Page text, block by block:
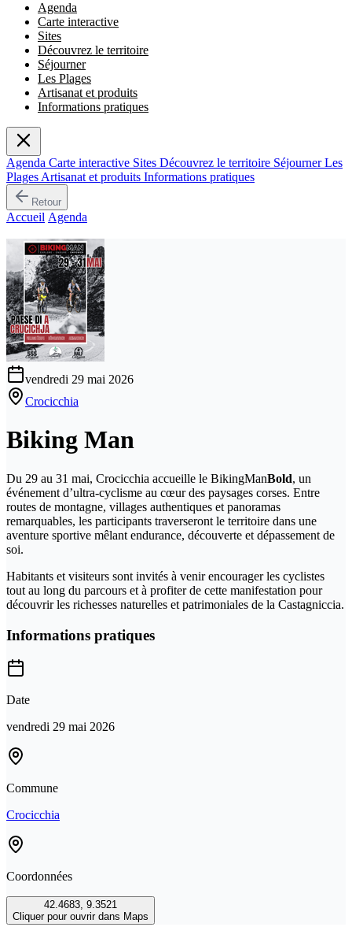
Agenda
Carte interactive
Sites
Découvrez le territoire
Séjourner
Les Plages
Artisanat et produits
Informations pratiques
Agenda Carte interactive Sites Découvrez le territoire SéjournerLes
Plages Artisanat et produits Informations pratiques
Retour
Accueil Agenda
vendredi 29 mai 2026
Crocicchia
Biking Man
Du 29 au 31 mai, Crocicchia accueille le BikingManBold, un
événement d’ultra-cyclisme au cœur des paysages corses. Entre
routes de montagne, villages authentiques et panoramas
remarquables, les participants traverseront le territoire dans une
aventure sportive mêlant endurance, découverte et dépassement de
soi.
Habitants et visiteurs sont invités à venir encourager les cyclistes
tout au long du parcours et à profiter de cette manifestation pour
découvrir les richesses naturelles et patrimoniales de la Castagniccia.
Informations pratiques
Date
vendredi 29 mai 2026
Commune
Crocicchia
Coordonnées
42.4683, 9.3521
Cliquer pour ouvrir dans Maps